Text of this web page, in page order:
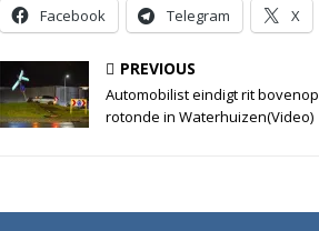
Facebook Telegram X
PREVIOUS
Automobilist eindigt rit bovenop
rotonde in Waterhuizen(Video)